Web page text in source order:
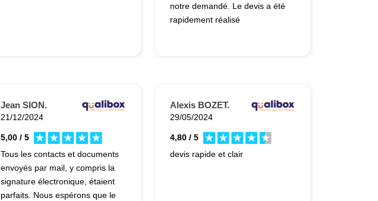
notre demandé. Le devis a été
rapidement réalisé
Jean SION.
21/12/2024
5,00 / 5
Tous les contacts et documents
envoyés par mail, y compris la
signature électronique, étaient
parfaits. Nous espérons que le
Alexis BOZET.
29/05/2024
4,80 / 5
devis rapide et clair